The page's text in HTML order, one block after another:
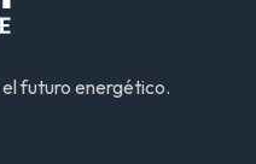
futuro energético.